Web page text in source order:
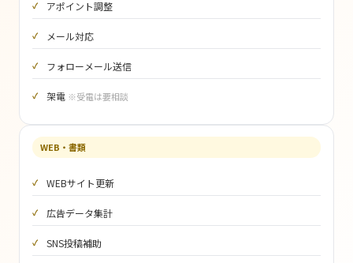
アポイント調整
メール対応
フォローメール送信
架電 ※受電は要相談
WEB・書類
WEBサイト更新
広告データ集計
SNS投稿補助